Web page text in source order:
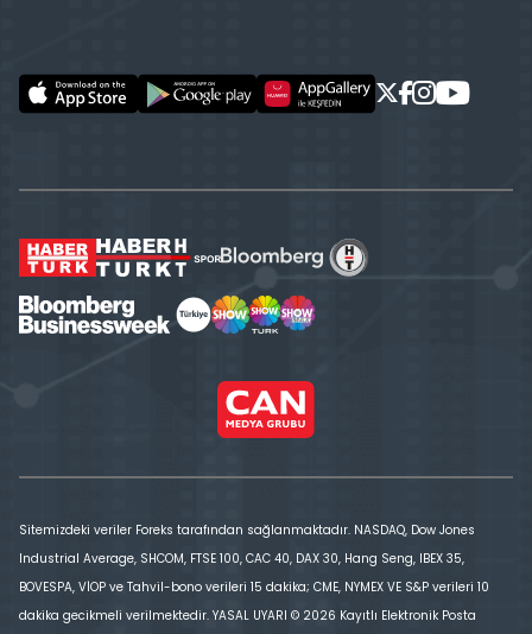
Sitemizdeki veriler Foreks tarafından sağlanmaktadır. NASDAQ, Dow Jones
Industrial Average, SHCOM, FTSE 100, CAC 40, DAX 30, Hang Seng, IBEX 35,
BOVESPA, VİOP ve Tahvil-bono verileri 15 dakika; CME, NYMEX VE S&P verileri 10
dakika gecikmeli verilmektedir. YASAL UYARI © 2026 Kayıtlı Elektronik Posta